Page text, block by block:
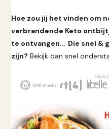
Hoe zou jij het vinden om
verbrandende Keto
te ontvangen... Die snel &
zijn? Bekijk dan snel